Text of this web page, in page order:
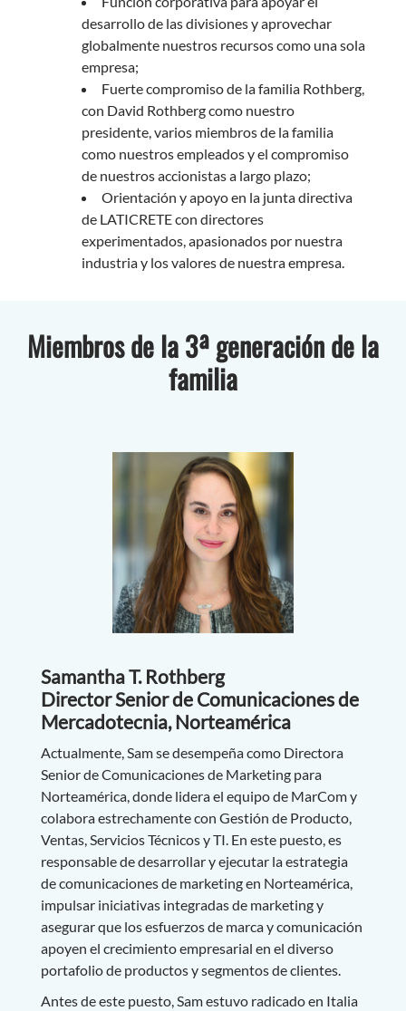
desarrollo de las divisiones y aprovechar
globalmente nuestros recursos como una sola
empresa;
Fuerte compromiso de la familia Rothberg,
con David Rothberg como nuestro
presidente, varios miembros de la familia
como nuestros empleados y el compromiso
de nuestros accionistas a largo plazo;
Orientación y apoyo en la junta directiva
de LATICRETE con directores
experimentados, apasionados por nuestra
industria y los valores de nuestra empresa.
Miembros de la 3ª generación de la
familia
Samantha T. Rothberg
Director Senior de Comunicaciones de
Mercadotecnia, Norteamérica
Actualmente, Sam se desempeña como Directora
Senior de Comunicaciones de Marketing para
Norteamérica, donde lidera el equipo de MarCom y
colabora estrechamente con Gestión de Producto,
Ventas, Servicios Técnicos y TI. En este puesto, es
responsable de desarrollar y ejecutar la estrategia
de comunicaciones de marketing en Norteamérica,
impulsar iniciativas integradas de marketing y
asegurar que los esfuerzos de marca y comunicación
apoyen el crecimiento empresarial en el diverso
portafolio de productos y segmentos de clientes.
Antes de este puesto, Sam estuvo radicado en Italia